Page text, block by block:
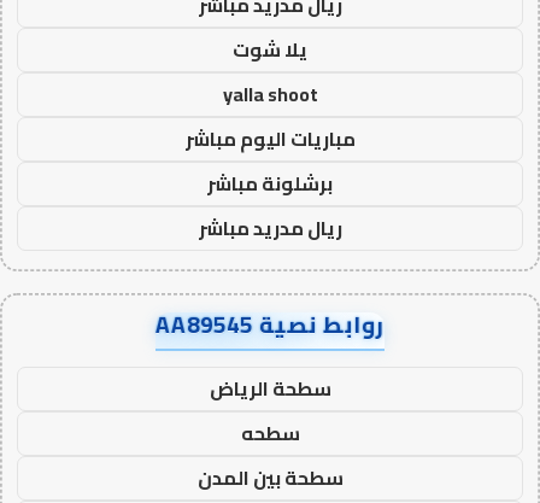
يلا شوت
yalla shoot
مباريات اليوم مباشر
برشلونة مباشر
ريال مدريد مباشر
روابط نصية AA89545
سطحة الرياض
سطحه
سطحة بين المدن